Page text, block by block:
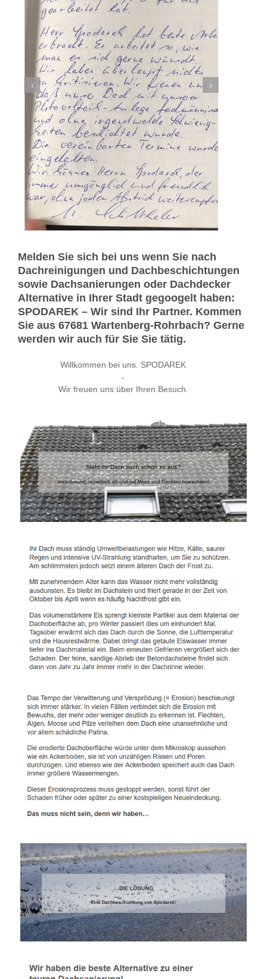
Melden Sie sich bei uns wenn Sie nach
Dachreinigungen und Dachbeschichtungen
sowie Dachsanierungen oder Dachdecker
Alternative in Ihrer Stadt gegoogelt haben:
SPODAREK – Wir sind Ihr Partner. Kommen
Sie aus 67681 Wartenberg-Rohrbach? Gerne
werden wir auch für Sie Sie tätig.
Willkommen bei uns. SPODAREK
-
Wir freuen uns über Ihren Besuch.